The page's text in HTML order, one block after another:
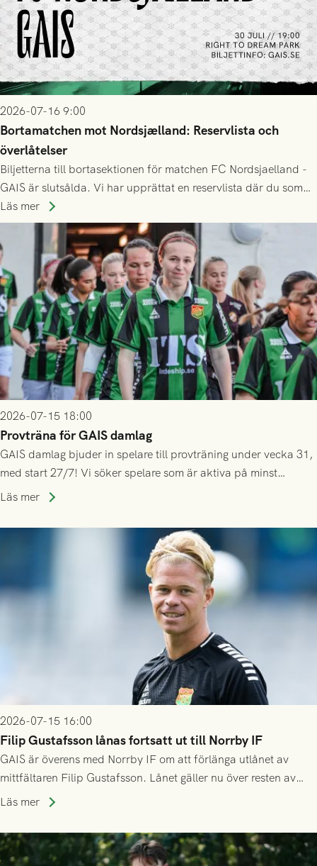
2026-07-16 9:00
Bortamatchen mot Nordsjælland: Reservlista och
överlåtelser
Biljetterna till bortasektionen för matchen FC Nordsjaelland -
GAIS är slutsålda. Vi har upprättat en reservlista där du som
ännu inte har någon biljett kan anmäla ditt intresse. Du kan
inte själv överlåta din biljett till någon annan.
Läs mer
2026-07-15 18:00
Provträna för GAIS damlag
GAIS damlag bjuder in spelare till provträning under vecka 31,
med start 27/7! Vi söker spelare som är aktiva på minst
division 3-nivå.
Läs mer
2026-07-15 16:00
Filip Gustafsson lånas fortsatt ut till Norrby IF
GAIS är överens med Norrby IF om att förlänga utlånet av
mittfältaren Filip Gustafsson. Lånet gäller nu över resten av
säsongen 2026.
Läs mer